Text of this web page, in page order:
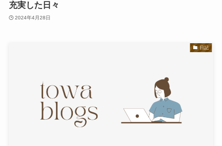
充実した日々
2024年4月28日
日記